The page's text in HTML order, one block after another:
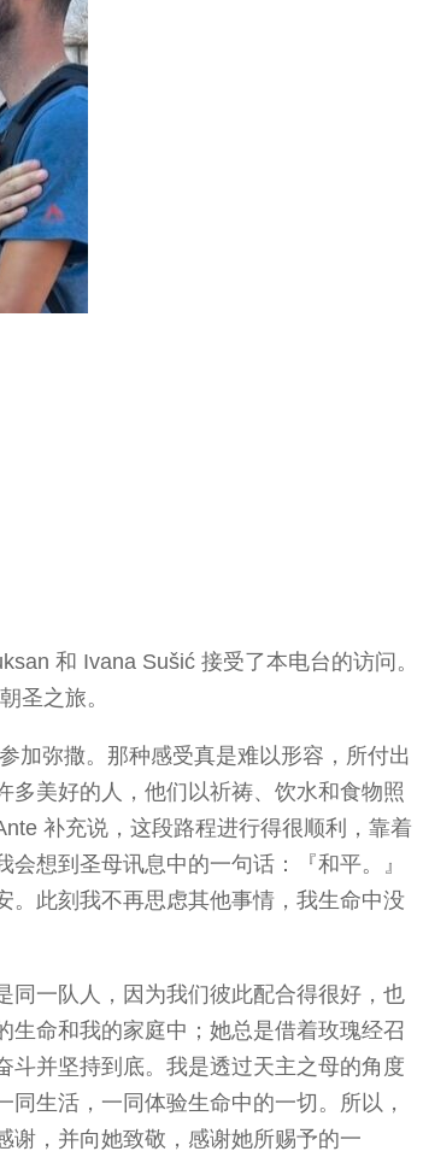
和 Ivana Sušić 接受了本电台的访问。
圣之旅。
加弥撒。那种感受真是难以形容，所付出
多美好的人，他们以祈祷、饮水和食物照
补充说，这段路程进行得很顺利，靠着
想到圣母讯息中的一句话：『和平。』
。此刻我不再思虑其他事情，我生命中没
同一队人，因为我们彼此配合得很好，也
生命和我的家庭中；她总是借着玫瑰经召
斗并坚持到底。我是透过天主之母的角度
生活，一同体验生命中的一切。所以，
谢，并向她致敬，感谢她所赐予的一